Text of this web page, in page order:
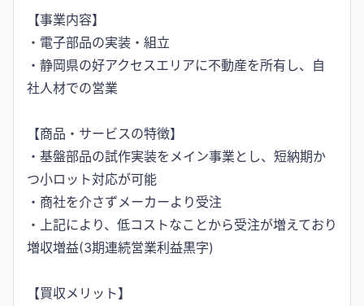
【事業内容】
・電子部品の実装・組立
・静岡県の好アクセスエリアに不動産を所有し、自
社人材での営業
【商品・サービスの特徴】
・基盤部品の試作実装をメイン事業とし、短納期か
つ小ロット対応が可能
・商社を介さずメーカーより受注
・上記により、低コストなことから受注が増えており
増収増益(3期連続営業利益黒字)
【買収メリット】